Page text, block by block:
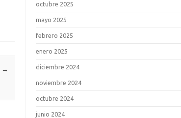
→
octubre 2025
mayo 2025
febrero 2025
enero 2025
diciembre 2024
noviembre 2024
octubre 2024
junio 2024